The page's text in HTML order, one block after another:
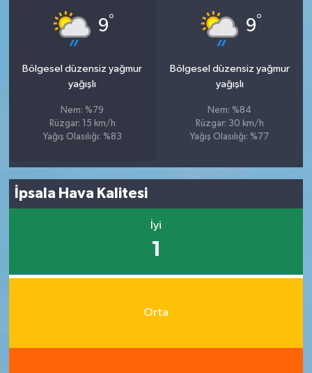
9°
Bölgesel düzensiz yağmur
yağışlı
Nem: %79
Rüzgar: 15 km/h
Yağış Olasılığı: %83
9°
Bölgesel düzensiz yağmur
yağışlı
Nem: %84
Rüzgar: 30 km/h
Yağış Olasılığı: %77
İpsala Hava Kalitesi
İyi
1
Orta